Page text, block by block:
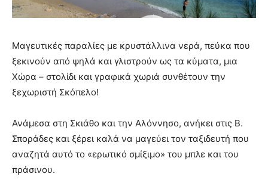
Μαγευτικές παραλίες με κρυστάλλινα νερά, πεύκα που
ξεκινούν από ψηλά και γλιστρούν ως τα κύματα, μια
Χώρα – στολίδι και γραφικά χωριά συνθέτουν την
ξεχωριστή Σκόπελο!
Ανάμεσα στη Σκιάθο και την Αλόννησο, ανήκει στις Β.
Σποράδες και ξέρει καλά να μαγεύει τον ταξιδευτή που
αναζητά αυτό το «ερωτικό σμίξιμο» του μπλε και του
πράσινου.